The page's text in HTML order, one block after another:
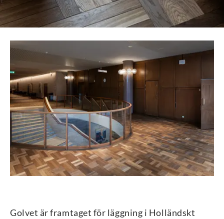
Golvet är framtaget för läggning i Holländskt